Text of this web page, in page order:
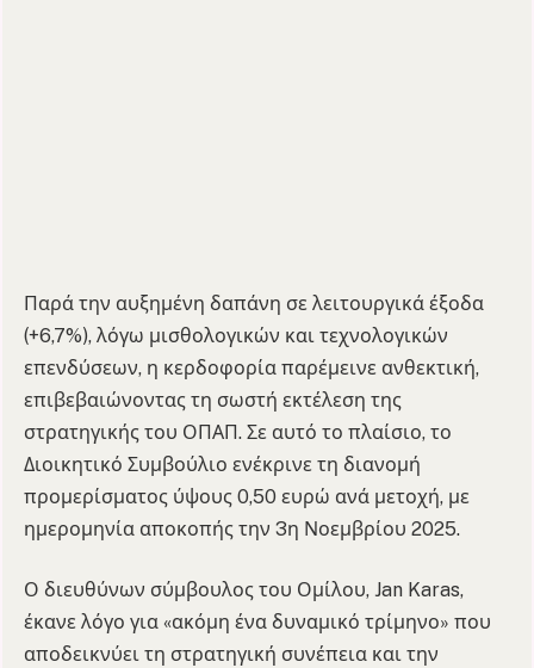
Παρά την αυξημένη δαπάνη σε λειτουργικά έξοδα
(+6,7%), λόγω μισθολογικών και τεχνολογικών
επενδύσεων, η κερδοφορία παρέμεινε ανθεκτική,
επιβεβαιώνοντας τη σωστή εκτέλεση της
στρατηγικής του ΟΠΑΠ. Σε αυτό το πλαίσιο, το
Διοικητικό Συμβούλιο ενέκρινε τη διανομή
προμερίσματος ύψους 0,50 ευρώ ανά μετοχή, με
ημερομηνία αποκοπής την 3η Νοεμβρίου 2025.
Ο διευθύνων σύμβουλος του Ομίλου, Jan Karas,
έκανε λόγο για «ακόμη ένα δυναμικό τρίμηνο» που
αποδεικνύει τη στρατηγική συνέπεια και την